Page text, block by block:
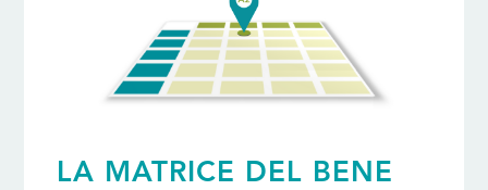
LA MATRICE DEL BENE